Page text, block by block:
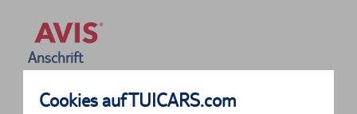
Cookies auf TUICARS.com
Anschrift
Les Lavandins Cs 6000